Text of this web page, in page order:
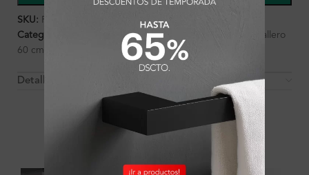
SKU: FA1121
Categorías:
Ambientes
Toallero
60 cm
Detalles y Material
OTROS PRODUCTOS QUE PUEDEN